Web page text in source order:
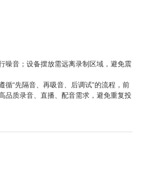
噪音；设备摆放需远离录制区域，避免震
“先隔音、再吸音、后调试”的流程，前
品质录音、直播、配音需求，避免重复投